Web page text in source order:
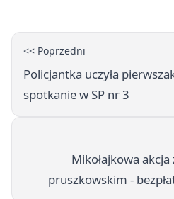
<< Poprzedni
Policjantka uczyła
spotkanie w SP nr 3
Mikołajkowa
pruszkowskim -